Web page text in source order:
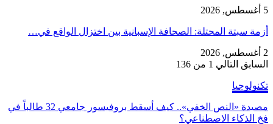
5 أغسطس, 2026
أزمة سبتة المحتلة: الصحافة الإسبانية بين اختزال الواقع في…
2 أغسطس, 2026
السابق التالي 1 من 136
تكنولوجيا
مصيدة «النص الخفي».. كيف أسقط بروفيسور جامعي 32 طالباً في
فخ الذكاء الاصطناعي؟